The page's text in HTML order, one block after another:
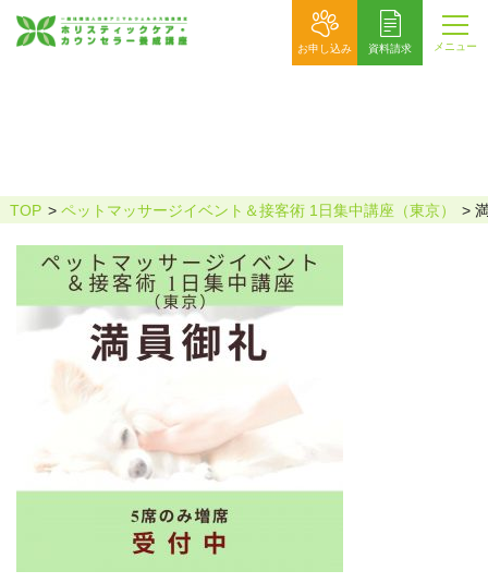
お申し込み 資料請求 メニュー
TOP ペットマッサージイベント＆接客術 1日集中講座（東京）